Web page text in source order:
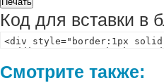
Код для вставки в
Смотрите также: